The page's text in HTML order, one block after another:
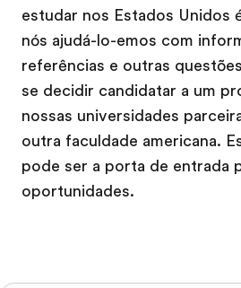
estudar nos Estados Unidos
nós ajudá-lo-emos com
referências e outras
se decidir candidatar a um
nossas universidades
outra faculdade americana.
pode ser a porta de entrada
oportunidades.